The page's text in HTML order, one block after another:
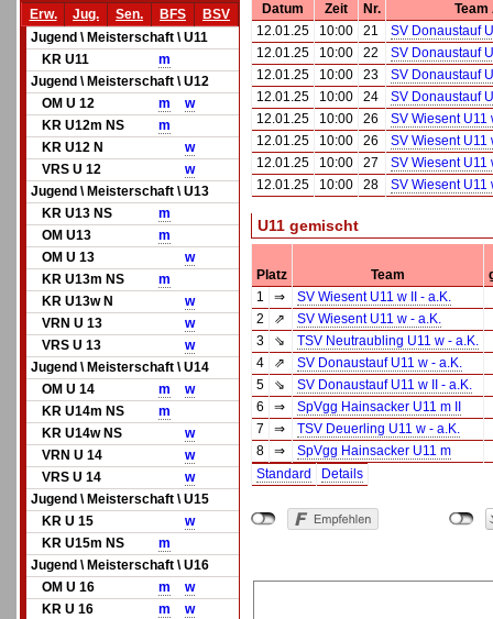
Erw.
Jug. Sen. BFS
BSV
Jugend \ Meisterschaft \ U11
KR U11
m
Jugend \ Meisterschaft \ U12
OM U 12
m
w
KR U12m NS
m
KR U12 N
w
VRS U 12
w
Jugend \ Meisterschaft \ U13
KR U13 NS
m
OM U13
m
OM U 13
w
KR U13m NS
m
KR U13w N
w
VRN U 13
w
VRS U 13
w
Jugend \ Meisterschaft \ U14
OM U 14
m
w
KR U14m NS
m
KR U14w NS
w
VRN U 14
w
VRS U 14
w
Jugend \ Meisterschaft \ U15
KR U 15
w
KR U15m NS
m
Jugend \ Meisterschaft \ U16
OM U 16
m
w
KR U 16
m
w
Datum Zeit Nr.
Team
12.01.25
10:00 21
SV Donaustauf
12.01.25
10:00 22
SV Donaustauf
12.01.25
10:00 23
SV Donaustauf
12.01.25
10:00 24
SV Donaustauf
12.01.25
10:00 26
SV Wiesent U11
12.01.25
10:00 26
SV Wiesent U11
12.01.25
10:00 27
SV Wiesent U11
12.01.25
10:00 28 SV Wiesent U11
U11 gemischt
Platz Team
1
⇒
SV Wiesent U11 w II - a.K.
2
⇗
SV Wiesent U11 w - a.K.
3
⇘
TSV Neutraubling U11 w - a.K.
4
⇗
SV Donaustauf U11 w - a.K.
5
⇘
SV Donaustauf U11 w II - a.K.
6
⇒
SpVgg Hainsacker U11 m II
7
⇒
TSV Deuerling U11 w - a.K.
8
⇒
SpVgg Hainsacker U11 m
Standard
Details